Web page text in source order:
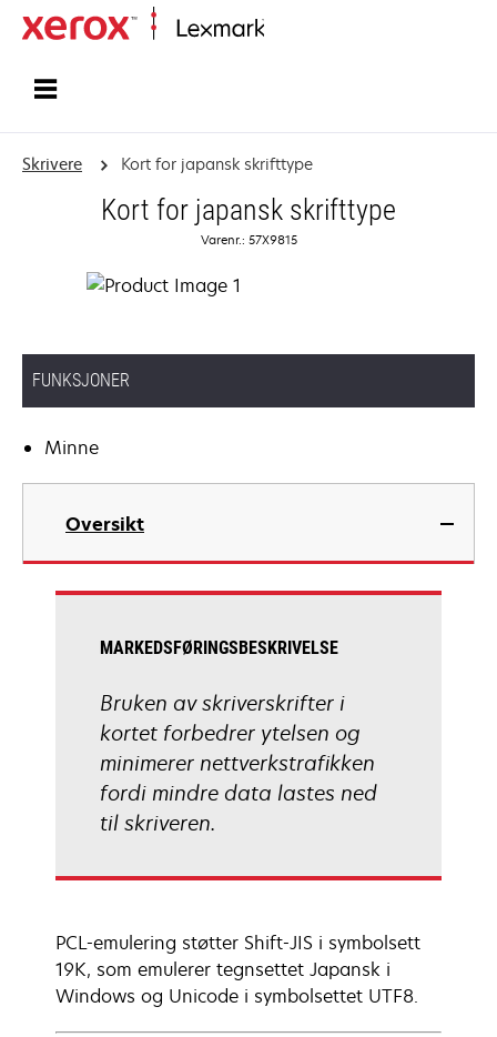
Skrivere Kort for japansk skrifttype
Kort for japansk skrifttype
Varenr.: 57X9815
FUNKSJONER
Minne
Oversikt
MARKEDSFØRINGSBESKRIVELSE
Bruken av skriverskrifter i
kortet forbedrer ytelsen og
minimerer nettverkstrafikken
fordi mindre data lastes ned
til skriveren.
PCL-emulering støtter Shift-JIS i symbolsett
19K, som emulerer tegnsettet Japansk i
Windows og Unicode i symbolsettet UTF8.